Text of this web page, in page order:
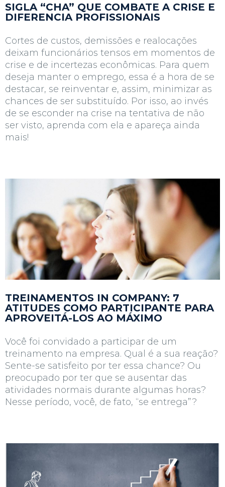
SIGLA “CHA” QUE COMBATE A CRISE E
DIFERENCIA PROFISSIONAIS
Cortes de custos, demissões e realocações
deixam funcionários tensos em momentos de
crise e de incertezas econômicas. Para quem
deseja manter o emprego, essa é a hora de se
destacar, se reinventar e, assim, minimizar as
chances de ser substituído. Por isso, ao invés
de se esconder na crise na tentativa de não
ser visto, aprenda com ela e apareça ainda
mais!
TREINAMENTOS IN COMPANY: 7
ATITUDES COMO PARTICIPANTE PARA
APROVEITÁ-LOS AO MÁXIMO
Você foi convidado a participar de um
treinamento na empresa. Qual é a sua reação?
Sente-se satisfeito por ter essa chance? Ou
preocupado por ter que se ausentar das
atividades normais durante algumas horas?
Nesse período, você, de fato, “se entrega”?